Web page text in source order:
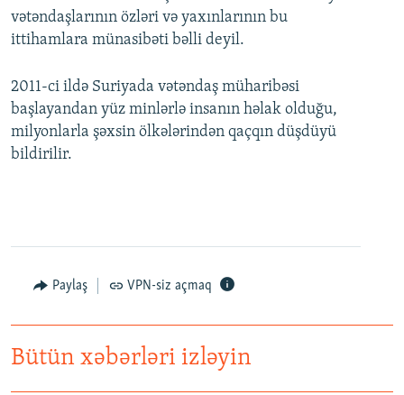
vətəndaşlarının özləri və yaxınlarının bu
ittihamlara münasibəti bəlli deyil.
2011-ci ildə Suriyada vətəndaş müharibəsi
başlayandan yüz minlərlə insanın həlak olduğu,
milyonlarla şəxsin ölkələrindən qaçqın düşdüyü
bildirilir.
Paylaş VPN-siz açmaq
Bütün xəbərləri izləyin